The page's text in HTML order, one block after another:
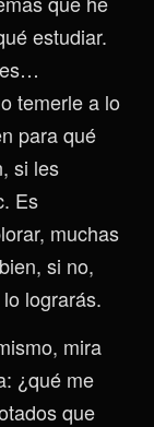
estudiar.
temerle a lo
para qué
si les
Es
muchas
si no,
lograrás.
mira
¿qué me
que